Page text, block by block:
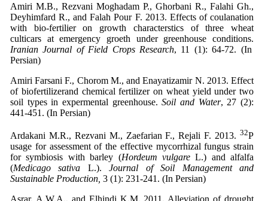
Amiri M.B., Rezvani Moghadam P., Ghorbani R., Falahi Gh.,
Deyhimfard R., and Falah Pour F. 2013. Effects of coulanation
with bio-fertilier on growth characterstics of three wheat
culticars at emergency groeth under greenhouse conditions.
Iranian Journal of Field Crops Research, 11 (1): 64-72. (In
Persian)
Amiri Farsani F., Chorom M., and Enayatizamir N. 2013. Effect
of biofertilizerand chemical fertilizer on wheat yield under two
soil types in expermental greenhouse. Soil and Water, 27 (2):
441-451. (In Persian)
Ardakani M.R., Rezvani M., Zaefarian F., Rejali F. 2013. 32P
usage for assessment of the effective mycorrhizal fungus strain
for symbiosis with barley (Hordeum vulgareL.) and alfalfa
(Medicago sativa L.).Journal of Soil Management and
Sustainable Production, 3 (1): 231-241. (In Persian)
Asrar, A.W.A., and Elhindi K.M. 2011. Alleviation of drought